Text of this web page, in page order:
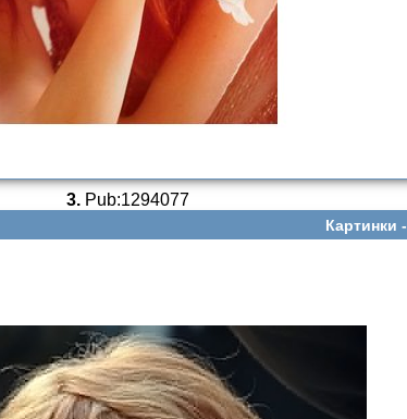
3.Pub:1294077
Картинки -